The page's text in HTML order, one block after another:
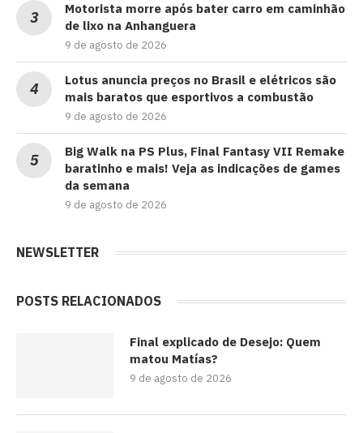
Motorista morre após bater carro em caminhão
de lixo na Anhanguera
9 de agosto de 2026
Lotus anuncia preços no Brasil e elétricos são
mais baratos que esportivos a combustão
9 de agosto de 2026
Big Walk na PS Plus, Final Fantasy VII Remake
baratinho e mais! Veja as indicações de games
da semana
9 de agosto de 2026
NEWSLETTER
POSTS RELACIONADOS
Final explicado de Desejo: Quem
matou Matías?
9 de agosto de 2026